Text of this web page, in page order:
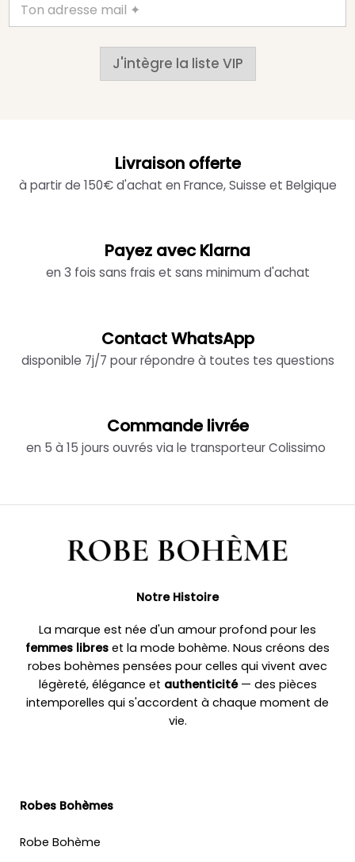
J'intègre la liste VIP
Livraison offerte
à partir de 150€ d'achat en France, Suisse et Belgique
Payez avec Klarna
en 3 fois sans frais et sans minimum d'achat
Contact WhatsApp
disponible 7j/7 pour répondre à toutes tes questions
Commande livrée
en 5 à 15 jours ouvrés via le transporteur Colissimo
Notre Histoire
La marque est née d'un amour profond pour les
femmes libres et la mode bohème. Nous créons des
robes bohèmes pensées pour celles qui vivent avec
légèreté, élégance et authenticité— des pièces
intemporelles qui s'accordent à chaque moment de
vie.
Robes Bohèmes
Robe Bohème